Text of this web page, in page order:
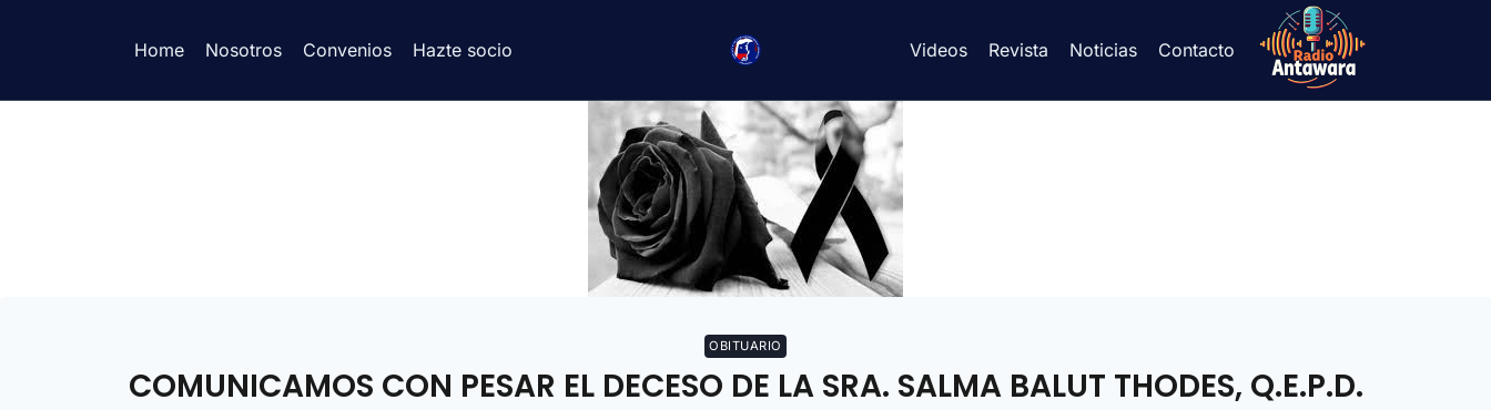
Home Nosotros Convenios Hazte socio Videos Revista Noticias Contacto
OBITUARIO
COMUNICAMOS CON PESAR EL DECESO DE LA SRA. SALMA BALUT THODES, Q.E.P.D.